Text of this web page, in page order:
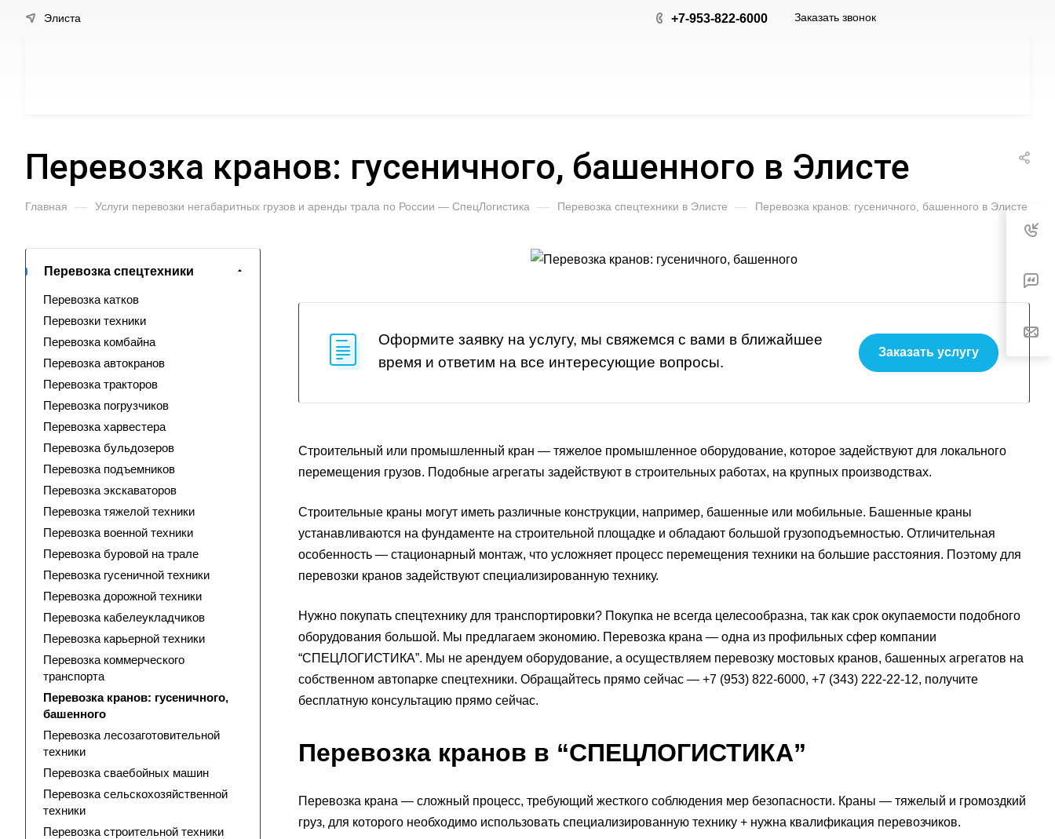
Элиста +7-953-822-6000 Заказать звонок
Перевозка кранов: гусеничного, башенного в Элисте
Главная — Услуги перевозки негабаритных грузов и аренды трала по России — СпецЛогистика — Перевозка спецтехники в Элисте — Перевозка кранов: гусеничного, башенного в Элисте
Оформите заявку на услугу, мы свяжемся с вами в ближайшее
время и ответим на все интересующие вопросы.
Заказать услугу
Строительный или промышленный кран — тяжелое промышленное оборудование, которое задействуют для локального
перемещения грузов. Подобные агрегаты задействуют в строительных работах, на крупных производствах.
Строительные краны могут иметь различные конструкции, например, башенные или мобильные. Башенные краны
устанавливаются на фундаменте на строительной площадке и обладают большой грузоподъемностью. Отличительная
особенность — стационарный монтаж, что усложняет процесс перемещения техники на большие расстояния. Поэтому для
перевозки кранов задействуют специализированную технику.
Нужно покупать спецтехнику для транспортировки? Покупка не всегда целесообразна, так как срок окупаемости подобного
оборудования большой. Мы предлагаем экономию. Перевозка крана — одна из профильных сфер компании
“СПЕЦЛОГИСТИКА”. Мы не арендуем оборудование, а осуществляем перевозку мостовых кранов, башенных агрегатов на
собственном автопарке спецтехники. Обращайтесь прямо сейчас — +7 (953) 822-6000, +7 (343) 222-22-12, получите
бесплатную консультацию прямо сейчас.
Перевозка кранов в “СПЕЦЛОГИСТИКА”
Перевозка крана — сложный процесс, требующий жесткого соблюдения мер безопасности. Краны — тяжелый и громоздкий
груз, для которого необходимо использовать специализированную технику + нужна квалификация перевозчиков.
Перевозка спецтехники
Перевозка катков
Перевозки техники
Перевозка комбайна
Перевозка автокранов
Перевозка тракторов
Перевозка погрузчиков
Перевозка харвестера
Перевозка бульдозеров
Перевозка подъемников
Перевозка экскаваторов
Перевозка тяжелой техники
Перевозка военной техники
Перевозка буровой на трале
Перевозка гусеничной техники
Перевозка дорожной техники
Перевозка кабелеукладчиков
Перевозка карьерной техники
Перевозка коммерческого
транспорта
Перевозка кранов: гусеничного,
башенного
Перевозка лесозаготовительной
техники
Перевозка сваебойных машин
Перевозка сельскохозяйственной
техники
Перевозка строительной техники